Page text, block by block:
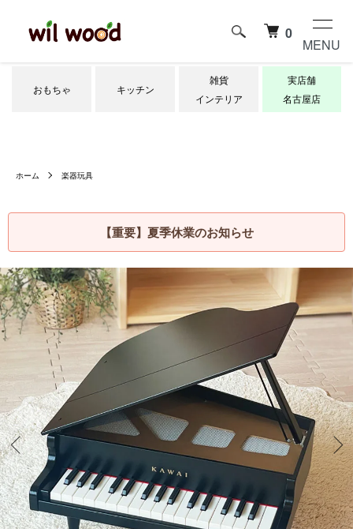
0
MENU
おもちゃ キッチン
雑貨
インテリア
実店舗
名古屋店
ホーム 楽器玩具
【重要】夏季休業のお知らせ